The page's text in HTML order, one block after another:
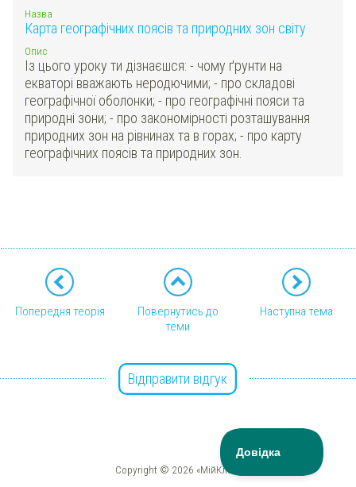
Назва
Карта географічних поясів та природних зон світу
Опис
Із цього уроку ти дізнаєшся: - чому ґрунти на
екваторі вважають неродючими; - про складові
географічної оболонки; - про географічні пояси та
природні зони; - про закономірності розташування
природних зон на рівнинах та в горах; - про карту
географічних поясів та природних зон.
Попередня теорія
Повернутись до
теми
Наступна тема
Відправити відгук
Copyright © 2026 «МійКлас»